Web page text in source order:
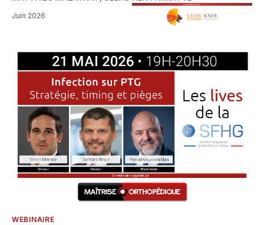
Juin 2026
WEBINAIRE